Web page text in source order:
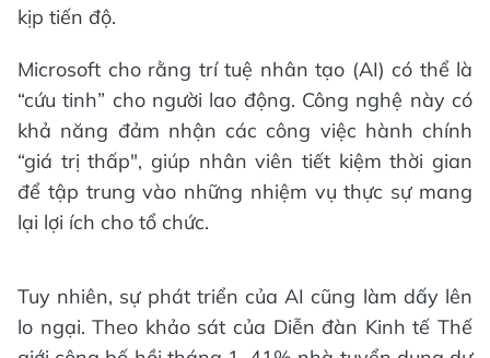
kịp tiến độ.
Microsoft cho rằng trí tuệ nhân tạo (AI) có thể là
“cứu tinh” cho người lao động. Công nghệ này có
khả năng đảm nhận các công việc hành chính
“giá trị thấp", giúp nhân viên tiết kiệm thời gian
để tập trung vào những nhiệm vụ thực sự mang
lại lợi ích cho tổ chức.
Tuy nhiên, sự phát triển của AI cũng làm dấy lên
lo ngại. Theo khảo sát của Diễn đàn Kinh tế Thế